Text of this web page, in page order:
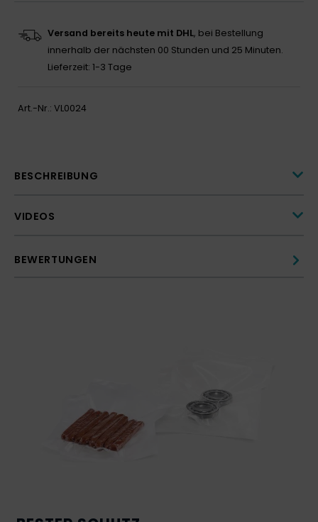
Versand bereits heute mit DHL, bei Bestellung
innerhalb der nächsten 00 Stunden und 25 Minuten.
Lieferzeit: 1-3 Tage
Art.-Nr.: VL0024
BESCHREIBUNG
VIDEOS
BEWERTUNGEN